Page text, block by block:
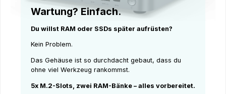
Wartung? Einfach.
Du willst RAM oder SSDs später aufrüsten?
Kein Problem.
Das Gehäuse ist so durchdacht gebaut, dass du
ohne viel Werkzeug rankommst.
5x M.2-Slots, zwei RAM-Bänke – alles vorbereitet.